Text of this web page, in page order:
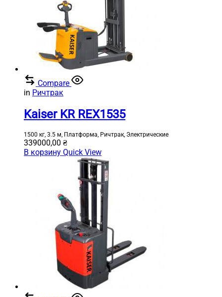
Compare
in Ричтрак
Kaiser KR REX1535
1500 кг, 3.5 м, Платформа, Ричтрак, Электрические
339000,00 ₴
В корзину Quick View